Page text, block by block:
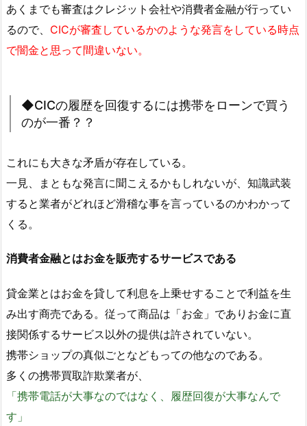
あくまでも審査はクレジット会社や消費者金融が行ってい
るので、 CICが審査しているかのような発言をしている時点
で闇金と思って間違いない。
◆CICの履歴を回復するには携帯をローンで買う
のが一番？？
これにも大きな矛盾が存在している。
一見、まともな発言に聞こえるかもしれないが、知識武装
すると業者がどれほど滑稽な事を言っているのかわかって
くる。
消費者金融とはお金を販売するサービスである
貸金業とはお金を貸して利息を上乗せすることで利益を生
み出す商売である。従って商品は「お金」でありお金に直
接関係するサービス以外の提供は許されていない。
携帯ショップの真似ごとなどもっての他なのである。
多くの携帯買取詐欺業者が、
「携帯電話が大事なのではなく、履歴回復が大事なんで
す」